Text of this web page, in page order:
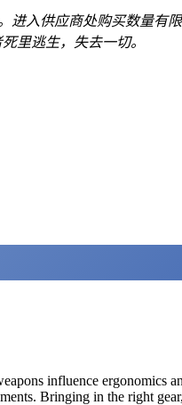
进入供应商处购买数量有
里逃生，失去一切。
influence ergonomics
Bringing in the right